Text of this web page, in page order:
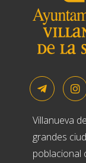
Villanueva
grandes
poblacional